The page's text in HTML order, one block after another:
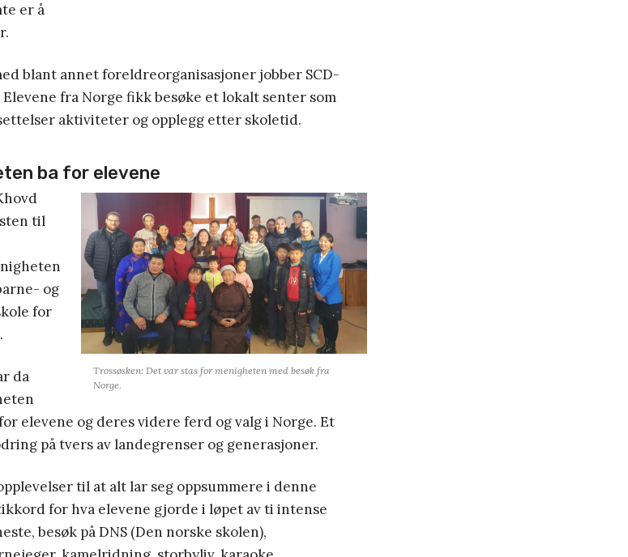
er å
blant annet foreldreorganisasjoner jobber SCD-
fra Norge fikk besøke et lokalt senter som
aktiviteter og opplegg etter skoletid.
ba for elevene
Trossøsken: Det var stas for menigheten med besøk fra
Norge.
til
og
for
da
elevene og deres videre ferd og valg i Norge. Et
på tvers av landegrenser og generasjoner.
til at alt lar seg oppsummere i denne
for hva elevene gjorde i løpet av ti intense
besøk på DNS (Den norske skolen),